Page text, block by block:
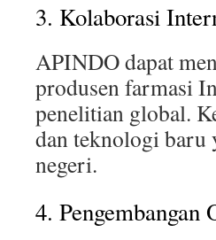
3. Kolaborasi
APINDO dapat
produsen farmasi
penelitian global.
dan teknologi baru
negeri.
4. Pengembangan